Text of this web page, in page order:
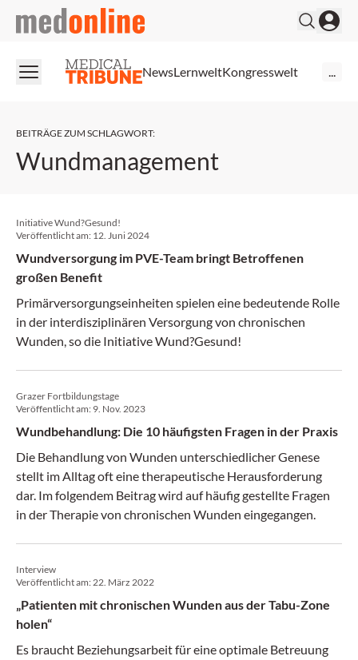
medonline
NewsLernweltKongresswelt
BEITRÄGE ZUM SCHLAGWORT:
Wundmanagement
Initiative Wund?Gesund!
Veröffentlicht am: 12. Juni 2024
Wundversorgung im PVE-Team bringt Betroffenen
großen Benefit
Primärversorgungseinheiten spielen eine bedeutende Rolle
in der interdisziplinären Versorgung von chronischen
Wunden, so die Initiative Wund?Gesund!
Grazer Fortbildungstage
Veröffentlicht am: 9. Nov. 2023
Wundbehandlung: Die 10 häufigsten Fragen in der Praxis
Die Behandlung von Wunden unterschiedlicher Genese
stellt im Alltag oft eine therapeutische Herausforderung
dar. Im folgendem Beitrag wird auf häufig gestellte Fragen
in der Therapie von chronischen Wunden eingegangen.
Interview
Veröffentlicht am:22. März 2022
„Patienten mit chronischen Wunden aus der Tabu-Zone
holen“
Es braucht Beziehungsarbeit für eine optimale Betreuung